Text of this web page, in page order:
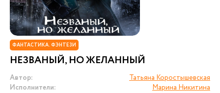
ФАНТАСТИКА. ФЭНТЕЗИ
НЕЗВАНЫЙ, НО ЖЕЛАННЫЙ
Автор:
Татьяна Коростышевская
Исполнители:
Марина Никитина